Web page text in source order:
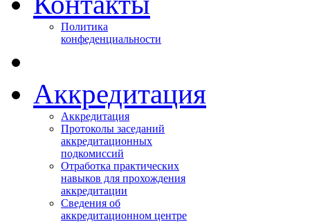
Политика
конфеденциальности
Аккредитация
Аккредитация
Протоколы заседаний
аккредитационных
подкомиссий
Отработка практических
навыков для прохождения
аккредитации
Сведения об
аккредитационном центре